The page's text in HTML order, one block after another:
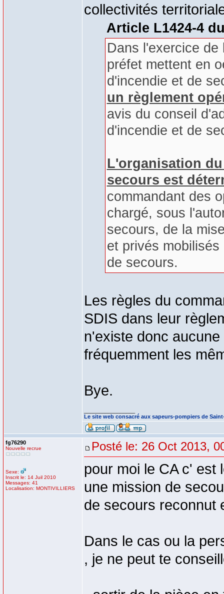
collectivités
Article L1424-4
Dans l'exercice
préfet mettent en
d'incendie et de
un règlement
avis du conseil
d'incendie et de
L'organisation
secours est
commandant des
chargé, sous
secours, de la
et privés
de secours.
Les règles du
SDIS dans leur
n'existe donc
fréquemment les
Bye.
Le site web consacré aux sapeurs-pompiers de
fg76290
Nouvelle recrue
Sexe:
Inscrit le: 14 Juil 2010
Messages: 41
Localisation: MONTIVILLIERS
Posté le: 26 Oct 2013,
pour moi le CA c' est
une mission de
de secours reconnut
Dans le cas ou la
, je ne peut te